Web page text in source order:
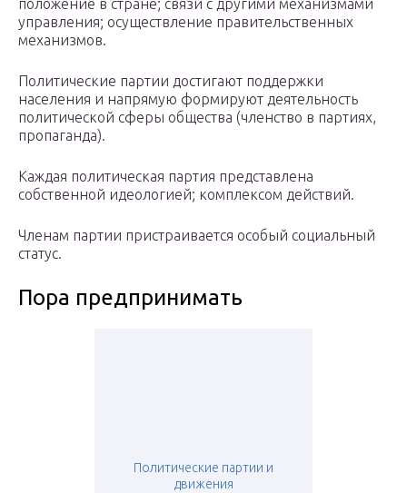
положение в стране; связи с другими механизмами
управления; осуществление правительственных
механизмов.
Политические партии достигают поддержки
населения и напрямую формируют деятельность
политической сферы общества (членство в партиях,
пропаганда).
Каждая политическая партия представлена
собственной идеологией; комплексом действий.
Членам партии пристраивается особый социальный
статус.
Пора предпринимать
Политические партии и
движения